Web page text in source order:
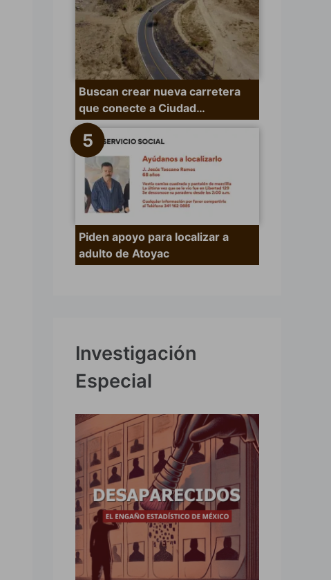
Buscan crear nueva carretera
que conecte a Ciudad…
Piden apoyo para localizar a
adulto de Atoyac
Investigación
Especial